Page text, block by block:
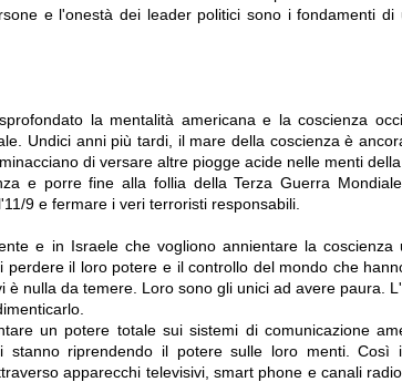
e l'onestà dei leader politici sono i fondamenti di
la mentalità americana e la coscienza
Undici anni più tardi, il mare della coscienza è
di versare altre piogge acide nelle menti della
e porre fine alla follia della Terza Guerra
9 e fermare i veri terroristi responsabili.
e in Israele che vogliono annientare la coscienza
il loro potere e il controllo del mondo che
è nulla da temere. Loro sono gli unici ad avere paura.
un potere totale sui sistemi di comunicazione
stanno riprendendo il potere sulle loro menti. Così
apparecchi televisivi, smart phone e canali